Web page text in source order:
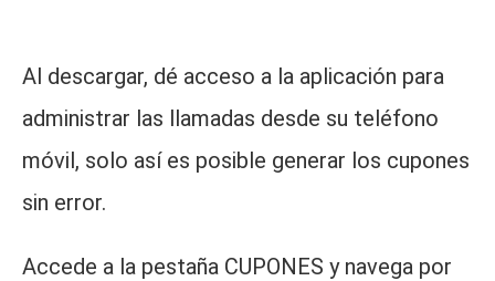
Al descargar, dé acceso a la aplicación para
administrar las llamadas desde su teléfono
móvil, solo así es posible generar los cupones
sin error.
Accede a la pestaña CUPONES y navega por